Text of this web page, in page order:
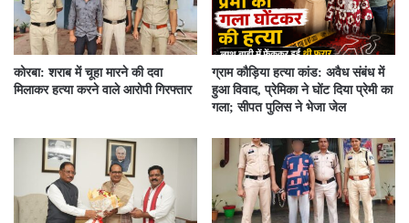
कोरबा: शराब में चूहा मारने की दवा
मिलाकर हत्या करने वाले आरोपी गिरफ्तार
ग्राम कौड़िया हत्या कांड: अवैध संबंध में
हुआ विवाद, प्रेमिका ने घोंट दिया प्रेमी का
गला; सीपत पुलिस ने भेजा जेल